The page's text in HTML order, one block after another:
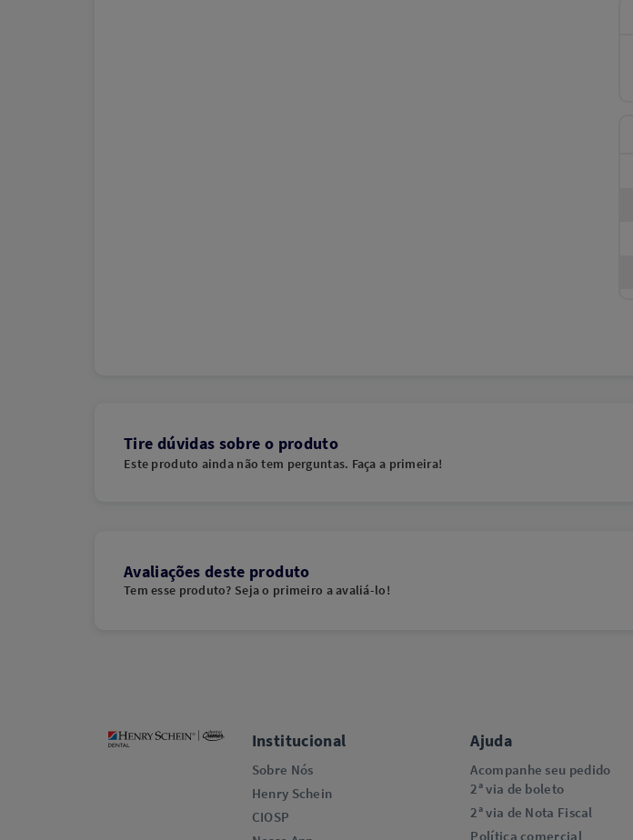
Tire dúvidas sobre o produto
Este produto ainda não tem perguntas. Faça a primeira!
Avaliações deste produto
Tem esse produto? Seja o primeiro a avaliá-lo!
Institucional
Sobre Nós
Henry Schein
CIOSP
Ajuda
Acompanhe seu pedido
2ª via de boleto
2ª via de Nota Fiscal
Política comercial